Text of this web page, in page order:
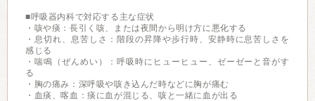
■呼吸器内科で対応する主な症状
・咳や痰：長引く咳、または夜間から明け方に悪化する
・息切れ、息苦しさ：階段の昇降や歩行時、安静時に息苦しさを
感じる
・喘鳴（ぜんめい）：呼吸時にヒューヒュー、ゼーゼーと音がす
る
・胸の痛み：深呼吸や咳き込んだ時などに胸が痛む
・血痰、喀血：痰に血が混じる、咳と一緒に血が出る